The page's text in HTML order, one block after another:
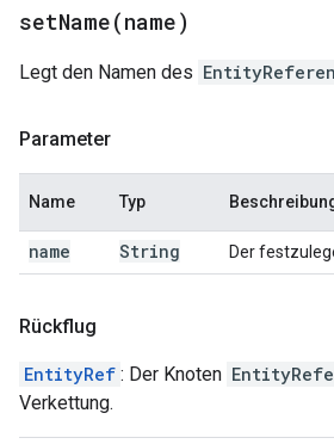
setName(name)
Legt den Namen des
Parameter
Name Typ
name String Der
Rückflug
EntityRef : Der Knoten
Verkettung.